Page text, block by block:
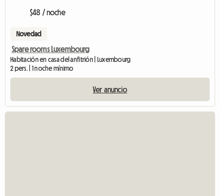
$48 / noche
Novedad
Spare rooms Luxembourg
Habitación en casa del anfitrión | Luxembourg
2 pers. | 1 noche mínimo
Ver anuncio